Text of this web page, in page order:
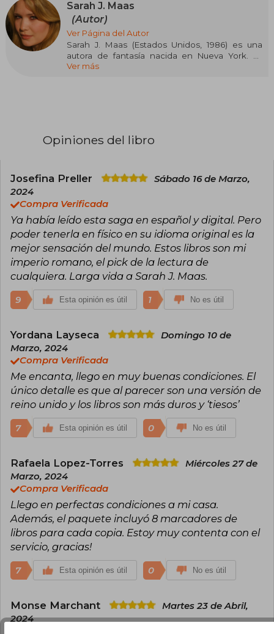
Sarah J. Maas
(Autor)
Ver Página del Autor
Sarah J. Maas (Estados Unidos, 1986) es una
autora de fantasía nacida en Nueva York. Es
conocida por la serie Throne of Glass, iniciada
capacidad de crear mundos complejos y
contribución al género de fantasía juvenil.
vive en Pensilvania con su marido y su perro, y
cuenta con una comunidad de más de treinta
mil seguidores en Twitter y Facebook.
Ver más
Opiniones del libro
Josefina Preller
Sábado 16 de Marzo,
2024
Compra Verificada
Ya había leído esta saga en español y digital. Pero
poder tenerla en físico en su idioma original es la
mejor sensación del mundo. Estos libros son mi
imperio romano, el pick de la lectura de
cualquiera. Larga vida a Sarah J. Maas.
9 Esta opinión es útil 1 No es útil
Yordana Layseca
Domingo 10 de
Marzo, 2024
Compra Verificada
Me encanta, llego en muy buenas condiciones. El
único detalle es que al parecer son una versión de
reino unido y los libros son más duros y ‘tiesos’
7 Esta opinión es útil 0 No es útil
Rafaela Lopez-Torres
Miércoles 27 de
Marzo, 2024
Compra Verificada
Llego en perfectas condiciones a mi casa.
Además, el paquete incluyó 8 marcadores de
libros para cada copia. Estoy muy contenta con el
servicio, gracias!
7 Esta opinión es útil 0 No es útil
Monse Marchant
Martes 23 de Abril,
2024